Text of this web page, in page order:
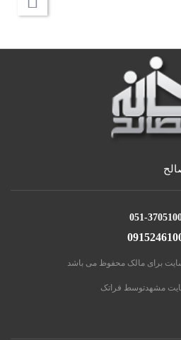
051-
برای مالک محفوظ می باشد
مشهدتوسط فراتک